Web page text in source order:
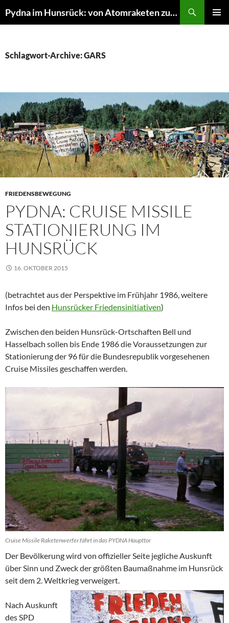
Pydna im Hunsrück: von Atomraketen zur NATURE ONE
Schlagwort-Archive: GARS
FRIEDENSBEWEGUNG
PYDNA: CRUISE MISSILE
STATIONIERUNG IM
HUNSRÜCK
16. OKTOBER 2015
(betrachtet aus der Perspektive im Frühjahr 1986, weitere
Infos bei den Hunsrücker Friedensinitiativen)
Zwischen den beiden Hunsrück-Ortschaften Bell und
Hasselbach sollen bis Ende 1986 die Voraussetzungen zur
Stationierung der 96 für die Bundesrepublik vorgesehenen
Cruise Missiles geschaffen werden.
Cruise Missile Raketenwerfer fährt in das PYDNA Haupttor
Der Bevölkerung wird von offizieller Seite jegliche Auskunft
über Sinn und Zweck der größten Baumaßnahme im Hunsrück
seit dem 2. Weltkrieg verweigert.
Nach Auskunft
des SPD